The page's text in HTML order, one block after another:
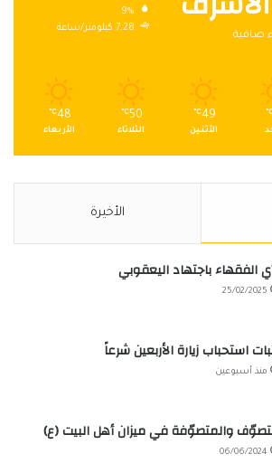
صافية
9%
7.28 كيلومتر/ساعة
49
℃
الأثنين
50
℃
الثلاثاء
48
℃
الأربعاء
الأخيرة
الفقهاء باجتهاد اليعقوبي
25/02/2025
استحباب زيارة الأربعين شرعاً
منذ أسبوعين
والمتصوّفة في ميزان أهل البيت (ع)
06/06/2024